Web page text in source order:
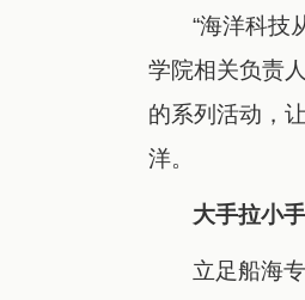
“海洋科技
学院相关负责
的系列活动，
洋。
大手拉小
立足船海